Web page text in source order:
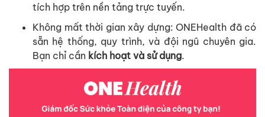
tích hợp trên nền tảng trực tuyến.
Không mất thời gian xây dựng: ONEHealth đã có
sẵn hệ thống, quy trình,và đội ngũ chuyên gia.
Bạn chỉ cần kích hoạt và sử dụng.